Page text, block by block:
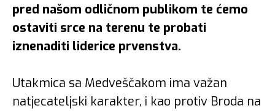
pred našom odličnom publikom te ćemo
ostaviti srce na terenu te probati
iznenaditi liderice prvenstva.
Utakmica sa Medveščakom ima važan
natjecateljski karakter, i kao protiv Broda na